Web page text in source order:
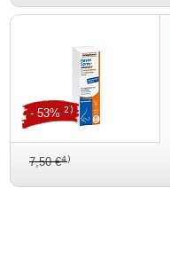
7,50 €4)
- 53% 2)